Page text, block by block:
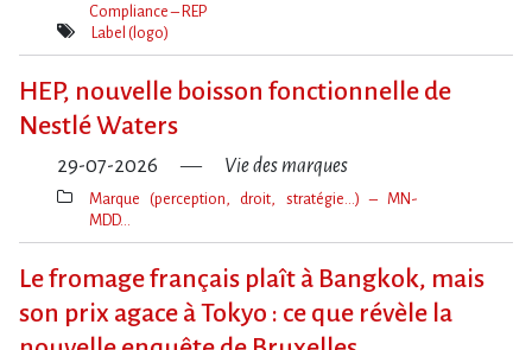
Thèmes(s)
Compliance – REP
Mot(s)-
Label (logo)
HEP, nouvelle boisson fonctionnelle de
Nestlé Waters
29-07-2026 Vie des marques
Thèmes(s)
Marque (perception, droit, stratégie…) – MN-
MDD…
Le fromage français plaît à Bangkok, mais
son prix agace à Tokyo : ce que révèle la